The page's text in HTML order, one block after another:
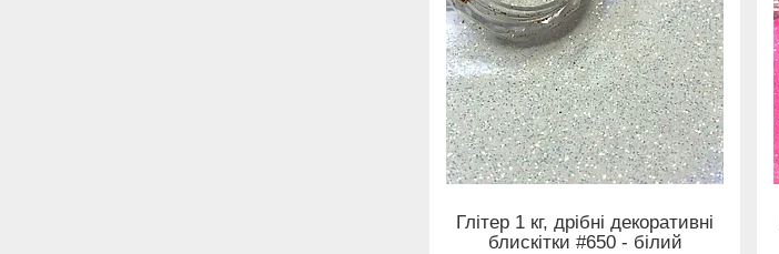
Глітер 1 кг, дрібні декоративні
блискітки #650 - білий